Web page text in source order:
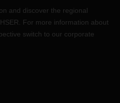
and discover the regional
For more information about
switch to our corporate